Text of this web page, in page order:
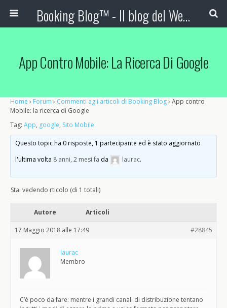
Booking Blog™ - Il blog del Web Marketing Turistico
App Contro Mobile: La Ricerca Di Google
Home › Forum › Commenti agli articoli di Booking Blog› App contro
Mobile: la ricerca di Google
Tag: App, google, Sito Mobile
Questo topic ha 0 risposte, 1 partecipante ed è stato aggiornato
l'ultima volta 8 anni, 2 mesi fa da laurac.
Stai vedendo rticolo (di 1 totali)
Autore Articoli
17 Maggio 2018 alle 17:49 #28845
laurac
Membro
C’è poco da fare: mentre i grandi canali di distribuzione tentano